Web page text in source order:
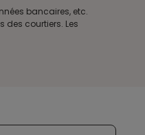
bancaires, etc.
des courtiers. Les